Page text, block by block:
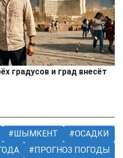
градусов и град внесёт
ШЫМКЕНТ
ОСАДКИ
ПРОГНОЗ ПОГОДЫ